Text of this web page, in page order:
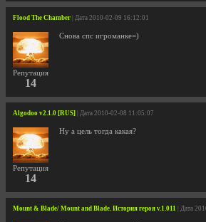
Flood The Chamber | Дата 2010-02-09 16:12:01
Репутация
14
Снова спс игроманке=)
Algodoo v2.1.0 [RUS] | Дата 2010-02-08 11:05:07
Репутация
14
Ну а цель тогда какая?
Mount & Blade/ Mount and Blade. История героя v.1.011 | Дата